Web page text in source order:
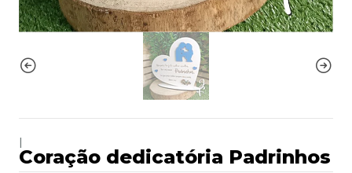
Coração dedicatória Padrinhos